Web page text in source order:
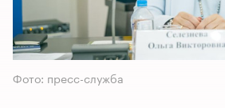
Фото: пресс-служба